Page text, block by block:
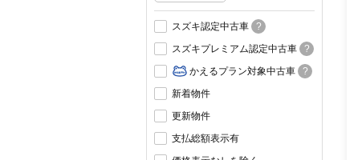
スズキ認定中古車
?
スズキプレミアム認定中古車
?
かえるプラン対象中古車
?
新着物件
更新物件
支払総額表示有